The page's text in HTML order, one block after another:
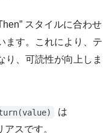
スタイルに合わせ
ます。これにより、テ
り、可読性が向上しま
は
アスです。